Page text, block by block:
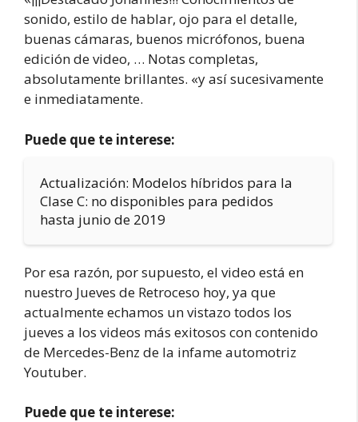
sonido, estilo de hablar, ojo para el detalle,
buenas cámaras, buenos micrófonos, buena
edición de video, … Notas completas,
absolutamente brillantes. «y así sucesivamente
e inmediatamente.
Puede que te interese:
Actualización: Modelos híbridos para la
Clase C: no disponibles para pedidos
hasta junio de 2019
Por esa razón, por supuesto, el video está en
nuestro Jueves de Retroceso hoy, ya que
actualmente echamos un vistazo todos los
jueves a los videos más exitosos con contenido
de Mercedes-Benz de la infame automotriz
Youtuber.
Puede que te interese: